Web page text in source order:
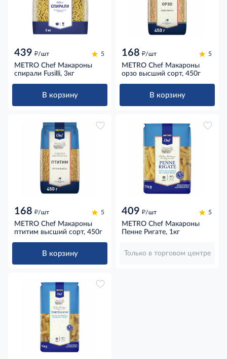
439 д/шт 5
METRO Chef Макароны
спирали Fusilli, 3кг
В корзину
168 д/шт 5
METRO Chef Макароны
орзо высший сорт, 450г
В корзину
168 д/шт 5
METRO Chef Макароны
птитим высший сорт, 450г
В корзину
409 д/шт 5
METRO Chef Макароны
Пенне Ригате, 1кг
Только в торговом центре